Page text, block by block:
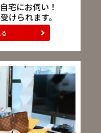
宅にお伺い！
けられます。